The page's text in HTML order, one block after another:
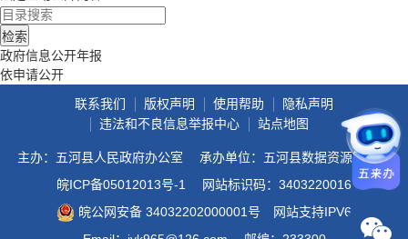
政府信息公开年报
依申请公开
联系我们
版权声明 使用帮助
隐私声明
违法和不良信息举报中心
站点地图
主办：五河县人民政府办公室
承办单位：五河县数据资源管理局
皖ICP备05012013号-1
网站标识码：3403220016
皖公网安备 34032202000001号
网站支持IPV6